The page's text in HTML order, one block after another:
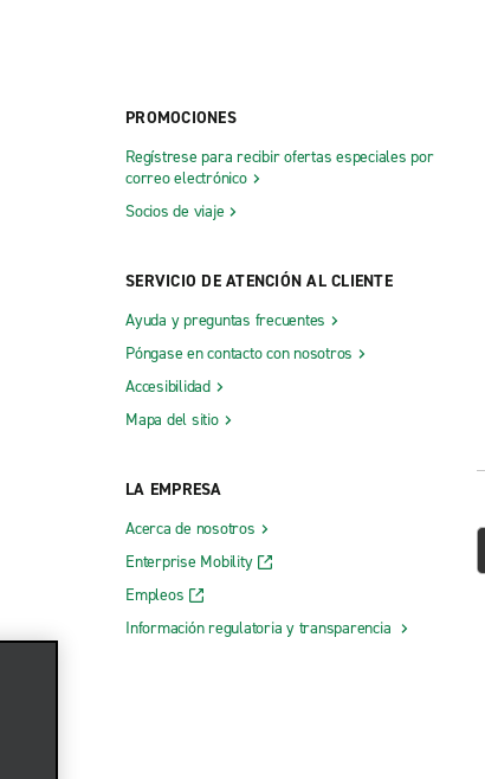
PROMOCIONES
Regístrese para recibir ofertas especiales por
correo electrónico
Socios de viaje
SERVICIO DE ATENCIÓN AL CLIENTE
Ayuda y preguntas frecuentes
Póngase en contacto con nosotros
Accesibilidad
Mapa del sitio
LA EMPRESA
Acerca de nosotros
Enterprise Mobility
Empleos
Información regulatoria y transparencia